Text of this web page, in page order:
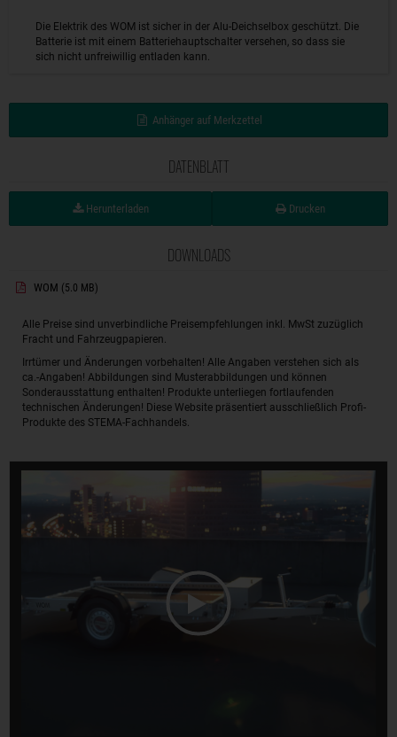
Die Elektrik des WOM ist sicher in der Alu-Deichselbox geschützt. Die
Batterie ist mit einem Batteriehauptschalter versehen, so dass sie
sich nicht unfreiwillig entladen kann.
Anhänger auf Merkzettel
DATENBLATT
Herunterladen Drucken
DOWNLOADS
WOM (5.0 MB)
Alle Preise sind unverbindliche Preisempfehlungen inkl. MwSt zuzüglich
Fracht und Fahrzeugpapieren.
Irrtümer und Änderungen vorbehalten! Alle Angaben verstehen sich als
ca.-Angaben! Abbildungen sind Musterabbildungen und können
Sonderausstattung enthalten! Produkte unterliegen fortlaufenden
technischen Änderungen! Diese Website präsentiert ausschließlich Profi-
Produkte des STEMA-Fachhandels.